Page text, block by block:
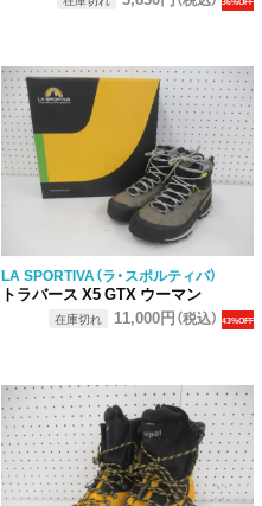
LA SPORTIVA（ラ・スポルティバ）
トラバース X5 GTX ウーマン
在庫切れ 11,000円（税込） 43%OFF